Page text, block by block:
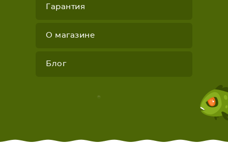
Гарантия
О магазине
Блог